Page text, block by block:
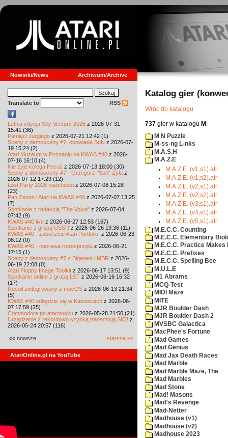
Nowinki/News Archiwum/Archive
Translate to RSS
Letnia edycja Silly Venture 2026 z 2026-07-31
15:41 (36)
Pamięci Jurgiego z 2026-07-21 12:42 (1)
Sceny z demosceny #7: opowiada SuN z 2026-07-
19 15:24 (2)
Atari Muzeum w Poznaniu na KWAS #40 z 2026-
07-16 16:10 (4)
Nie żyje kolega Pecuś z 2026-07-13 18:00 (30)
Sceny z demosceny #7 - Grzegorz "Sun" Żyła z
2026-07-12 17:29 (12)
Lost Party 2026 nadchodzi z 2026-07-08 15:28
(23)
Pan Zenon i Atari na KWAS #40 z 2026-07-07 13:25
(7)
Spotkanie z redakcją "The Voice" z 2026-07-04
07:42 (9)
KWAS #40 live z 2026-06-27 12:53 (167)
Spotkanie z grupą USSR z 2026-06-26 19:36 (11)
KWAS #40 - zabierzcie Atari Portfolio! z 2026-06-23
08:12 (0)
KWAS #40 - naprawa retrosprzętu z 2026-06-21
17:15 (1)
Sceny z demosceny #7 z Bigerem i MBR z 2026-
06-19 22:08 (0)
Atari Floppy Image Toolkit z 2026-06-17 13:51 (9)
Spotkanie online z grupą LST z 2026-06-16 16:32
(17)
Recoil zintegrowany z macOS z 2026-06-13 21:34
(5)
KWAS #40 odbędzie się w Katowicach z 2026-06-
07 17:59 (25)
Commodore po atarowsku z 2026-05-28 21:50 (21)
Urządzenie z rekordowo szybką transmisją SIO! z
2026-05-24 20:57 (116)
«« nowsze starsze »»
AtariOnline.pl na YouTube
Katalog gier
Wróc do katalogu
737 gier w katalogu M :
M N Puzzle
M-ss-ng L-nks
M.A.S.H
M.A.Z.E
M.A.Z.E. (v1,s1).atr
M.A.Z.E. (v1,s2).atr
M.A.Z.E. (v2,s1).atr
M.A.Z.E. (v2,s2).atr
M.A.Z.E. (v3,s1).atr
M.A.Z.E. (v4,s1).atr
M.A.Z.E. (v5,s1).atr
M.E.C.C. Counting
M.E.C.C. Elementary
M.E.C.C. Practice Makes
M.E.C.C. Prefixes
M.E.C.C. Spelling Bee
M.U.L.E
M1 Abrams
MCQ-Test
MIDI Maze
MITE
MJR Boulder Dash
MJR Boulder Dash 2
MVSBC Galactica
MacPhee's Fortune
Mad Games
Mad Genius
Mad Jax Death Races
Mad Marble
Mad Marble Maze, The
Mad Marbles
Mad Stone
Mad! Masons
Mad's Revenge
Mad-Netter
Madhouse (v1)
Madhouse (v2)
Madhouse 2023